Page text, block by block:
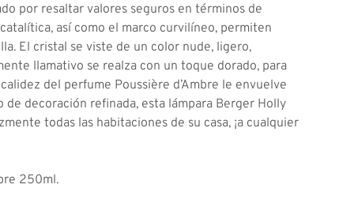
por resaltar valores seguros en términos de
así como el marco curvilíneo, permiten
El cristal se viste de un color nude, ligero,
llamativo se realza con un toque dorado, para
del perfume Poussière d’Ambre le envuelve
de decoración refinada, esta lámpara Berger Holly
todas las habitaciones de su casa, ¡a cualquier
250ml.